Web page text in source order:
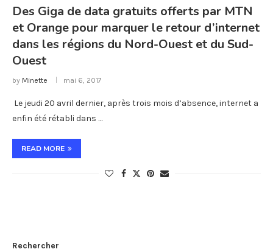
Des Giga de data gratuits offerts par MTN
et Orange pour marquer le retour d’internet
dans les régions du Nord-Ouest et du Sud-
Ouest
by Minette mai 6, 2017
Le jeudi 20 avril dernier, après trois mois d’absence, internet a
enfin été rétabli dans …
READ MORE
Rechercher